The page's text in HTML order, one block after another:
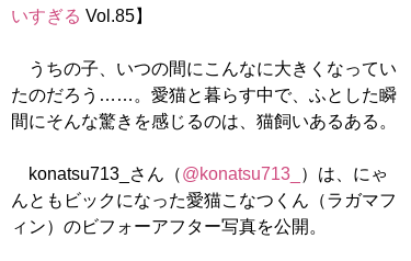
いすぎる Vol.85】
うちの子、いつの間にこんなに大きくなってい
たのだろう……。愛猫と暮らす中で、ふとした瞬
間にそんな驚きを感じるのは、猫飼いあるある。
konatsu713_さん（@konatsu713_
）は、にゃ
んともビックになった愛猫こなつくん（ラガマフ
ィン）のビフォーアフター写真を公開。